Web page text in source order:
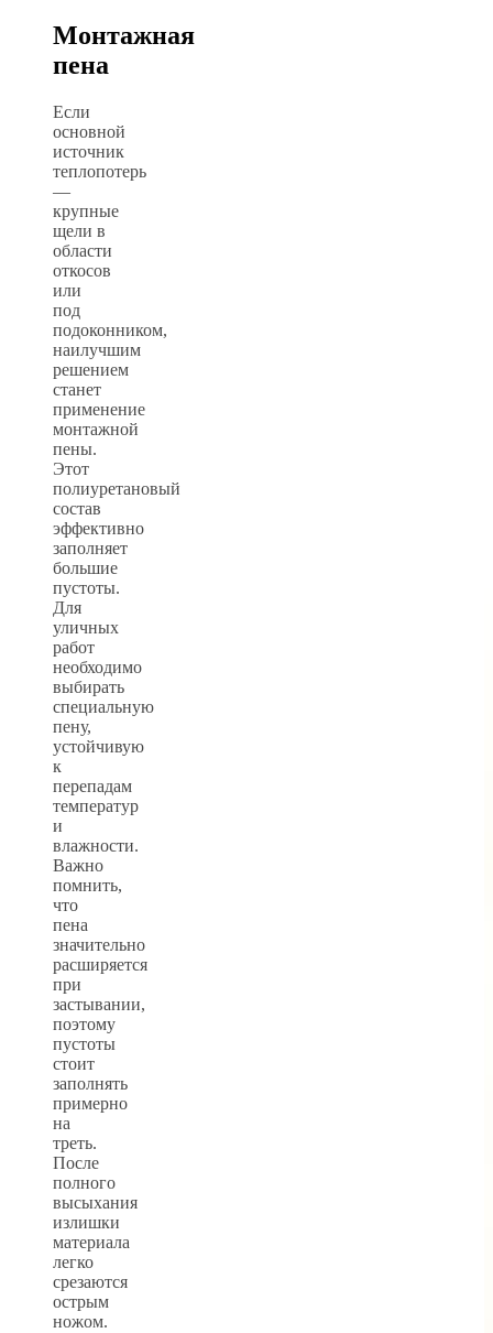
Монтажная
пена
Если
основной
источник
теплопотерь
—
крупные
щели в
области
откосов
или
под
подоконником,
наилучшим
решением
станет
применение
монтажной
пены.
Этот
полиуретановый
состав
эффективно
заполняет
большие
пустоты.
Для
уличных
работ
необходимо
выбирать
специальную
пену,
устойчивую
к
перепадам
температур
и
влажности.
Важно
помнить,
что
пена
значительно
расширяется
при
застывании,
поэтому
пустоты
стоит
заполнять
примерно
на
треть.
После
полного
высыхания
излишки
материала
легко
срезаются
острым
ножом.